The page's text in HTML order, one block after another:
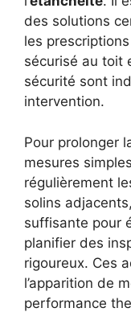
des solutions
les
sécurisé au toit
sécurité sont
intervention.
Pour prolonger
mesures
régulièrement
solins
suffisante pour
planifier des
rigoureux. Ces
l’apparition de
performance